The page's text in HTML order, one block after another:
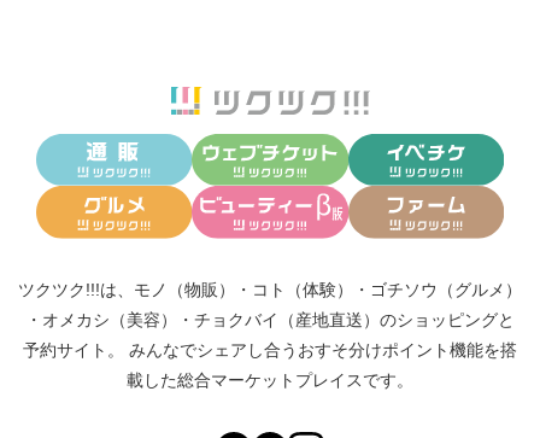
ツクツク!!!は、 モノ（物販） ・ コト（体験） ・ ゴチソウ（グルメ）
・ オメカシ（美容） ・ チョクバイ（産地直送） のショッピングと
予約サイト。
みんなでシェアし合う おすそ分けポイント機能を搭
載した総合マーケットプレイスです。